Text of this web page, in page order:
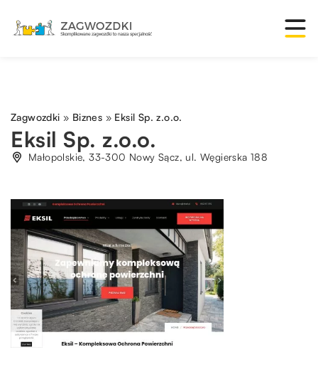
Zagwozdki » Biznes » Eksil Sp. z.o.o.
Eksil Sp. z.o.o.
Małopolskie, 33-300 Nowy Sącz, ul. Węgierska 188